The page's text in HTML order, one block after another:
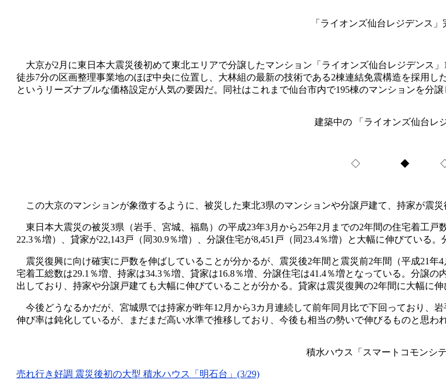
「ライオンズ仙台レジデンス」
大京が2月に東日本大震災後初めて東北エリアで分譲したマンション「ライオンズ仙台レジデンス
徒歩7分の区画整理事業地のほぼ中央に位置し、大林組の最新の技術である2棟連結免震構造を採用し
というリーズナブルな価格設定が人気の要因だ。同社はこれまで仙台市内で195棟のマンションを分
建築中の 「ライオンズ仙台レ
◇ ◆
この大京のマンションが象徴するように、被災した東北3県のマンションや分譲戸建て、持家が震災
東日本大震災の被災3県（岩手、宮城、福島）の平成23年3月から25年2月までの2年間の住宅着工戸
22.3％増）、貸家が22,143戸（同30.9％増）、分譲住宅が8,451戸（同23.4％増）と大幅に伸びている
震災復興に向け確実に戸数を伸ばしていることが分かるが、震災後2年間と震災前2年間（平成21
宅着工総数は29.1％増、持家は34.3％増、貸家は16.8％増、分譲住宅は41.4％増となっている。分譲
出しており、持家や分譲戸建ても大幅に伸びていることが分かる。貸家は震災復興の2年間に大幅に
今後どうなるかだが、宮城県では持家が昨年12月から3カ月連続して前年同月比で下回っており、
伸び率は鈍化しているが、まだまだ高い水準で推移しており、今後も相当の勢いで伸びるものと思われ
積水ハウス「スマートコモンシテ
売れ行き好調 震災後初の大型 積水ハウス「明石台」(3/29)